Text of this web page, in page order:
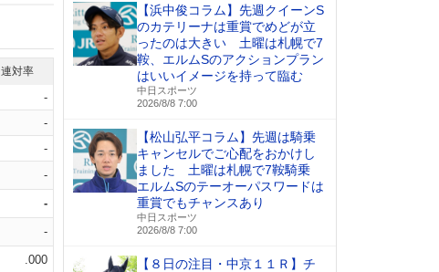
連対率
-
-
-
-
-
-
.000
【浜中俊コラム】先週クイーンS
のカテリーナは重賞でめどが立
ったのは大きい 土曜は札幌で7
鞍、エルムSのアクションプラン
はいいイメージを持って臨む
中日スポーツ
2026/8/8 7:00
【松山弘平コラム】先週は騎乗
キャンセルでご心配をおかけし
ました 土曜は札幌で7鞍騎乗
エルムSのテーオーパスワードは
重賞でもチャンスあり
中日スポーツ
2026/8/8 7:00
【８日の注目・中京１１Ｒ】チ